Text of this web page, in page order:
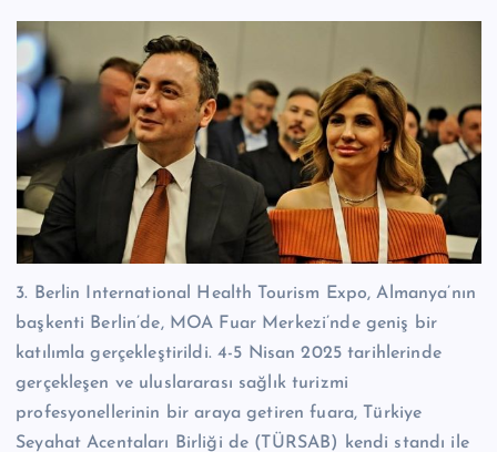
3. Berlin International Health Tourism Expo, Almanya’nın
başkenti Berlin’de, MOA Fuar Merkezi’nde geniş bir
katılımla gerçekleştirildi. 4-5 Nisan 2025 tarihlerinde
gerçekleşen ve uluslararası sağlık turizmi
profesyonellerinin bir araya getiren fuara, Türkiye
Seyahat Acentaları Birliği de (TÜRSAB) kendi standı ile